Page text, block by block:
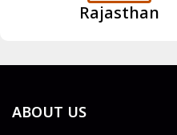
Rajasthan
ABOUT US